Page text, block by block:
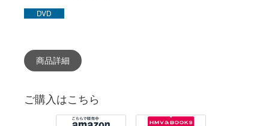
DVD
商品詳細
ご購入はこちら